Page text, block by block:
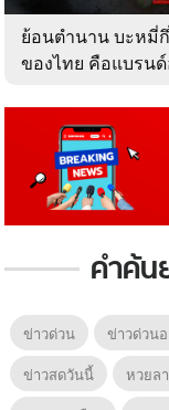
ย้อนตำนาน บะหมี่
ของไทย คือแบรน
คำค้น
ข่าวด่วน
ข่าวด่วน
ข่าวสดวันนี้
หวยล